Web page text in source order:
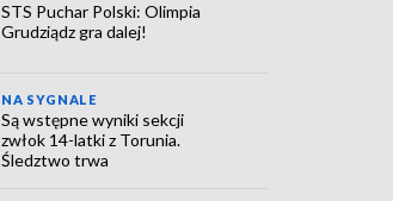
STS Puchar Polski: Olimpia
Grudziądz gra dalej!
NA SYGNALE
Są wstępne wyniki sekcji
zwłok 14-latki z Torunia.
Śledztwo trwa